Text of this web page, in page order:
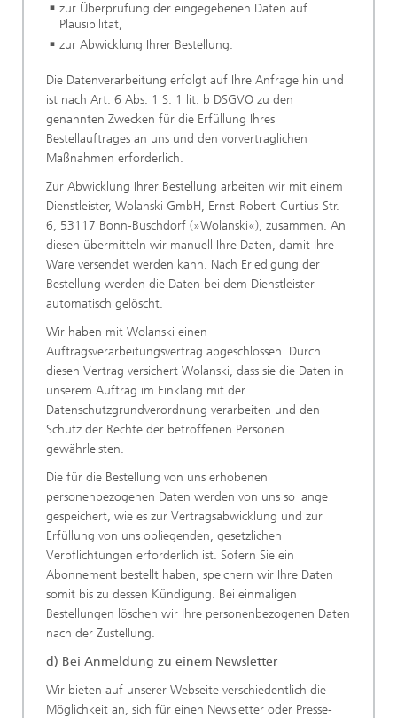
zur Überprüfung der eingegebenen Daten auf
Plausibilität,
zur Abwicklung Ihrer Bestellung.
Die Datenverarbeitung erfolgt auf Ihre Anfrage hin und
ist nach Art. 6 Abs. 1 S. 1 lit. b DSGVO zu den
genannten Zwecken für die Erfüllung Ihres
Bestellauftrages an uns und den vorvertraglichen
Maßnahmen erforderlich.
Zur Abwicklung Ihrer Bestellung arbeiten wir mit einem
Dienstleister, Wolanski GmbH, Ernst-Robert-Curtius-Str.
6, 53117 Bonn-Buschdorf (»Wolanski«), zusammen. An
diesen übermitteln wir manuell Ihre Daten, damit Ihre
Ware versendet werden kann. Nach Erledigung der
Bestellung werden die Daten bei dem Dienstleister
automatisch gelöscht.
Wir haben mit Wolanski einen
Auftragsverarbeitungsvertrag abgeschlossen. Durch
diesen Vertrag versichert Wolanski, dass sie die Daten in
unserem Auftrag im Einklang mit der
Datenschutzgrundverordnung verarbeiten und den
Schutz der Rechte der betroffenen Personen
gewährleisten.
Die für die Bestellung von uns erhobenen
personenbezogenen Daten werden von uns so lange
gespeichert, wie es zur Vertragsabwicklung und zur
Erfüllung von uns obliegenden, gesetzlichen
Verpflichtungen erforderlich ist. Sofern Sie ein
Abonnement bestellt haben, speichern wir Ihre Daten
somit bis zu dessen Kündigung. Bei einmaligen
Bestellungen löschen wir Ihre personenbezogenen Daten
nach der Zustellung.
d) Bei Anmeldung zu einem Newsletter
Wir bieten auf unserer Webseite verschiedentlich die
Möglichkeit an, sich für einen Newsletter oder Presse-